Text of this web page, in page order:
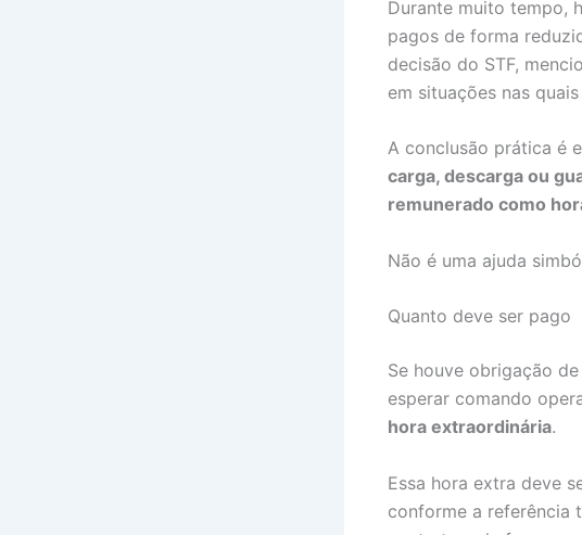
Durante muito tempo,
pagos de forma
decisão do STF,
em situações nas
A conclusão prática é
carga, descarga ou
remunerado como
Não é uma ajuda
Quanto deve ser pago
Se houve obrigação
esperar comando
hora extraordinária.
Essa hora extra deve
conforme a referência